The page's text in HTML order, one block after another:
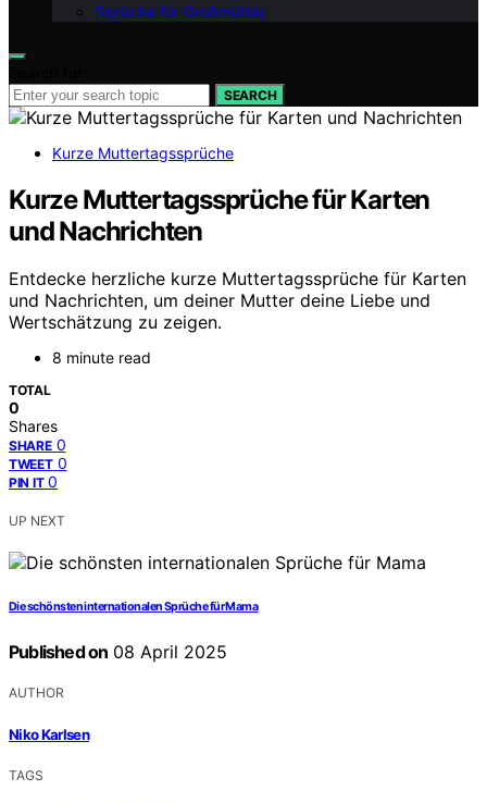
Sprüche für Großmütter
SEARCH
Kurze Muttertagssprüche
Kurze Muttertagssprüche für Karten
und Nachrichten
Entdecke herzliche kurze Muttertagssprüche für Karten
und Nachrichten, um deiner Mutter deine Liebe und
Wertschätzung zu zeigen.
8 minute read
TOTAL
0
Shares
SHARE 0
TWEET 0
PIN IT 0
UP NEXT
Die schönsten internationalen Sprüche für Mama
Published on 08 April 2025
AUTHOR
Niko Karlsen
TAGS